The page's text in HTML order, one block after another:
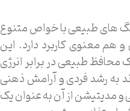
های طبیعی با خواص متنوع
هم معنوی کاربرد دارد. این
محافظ طبیعی در برابر انرژی
به رشد فردی و آرامش ذهنی
از آن به عنوان یک